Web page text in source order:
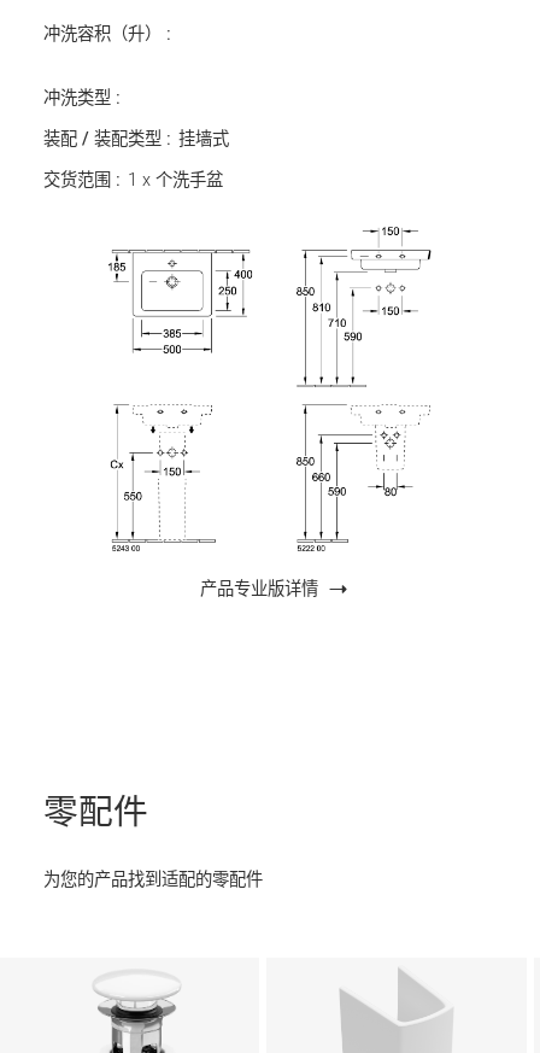
冲洗容积（升） :
冲洗类型 :
装配 / 装配类型 : 挂墙式
交货范围 : 1 x 个洗手盆
产品专业版详情
零配件
为您的产品找到适配的零配件